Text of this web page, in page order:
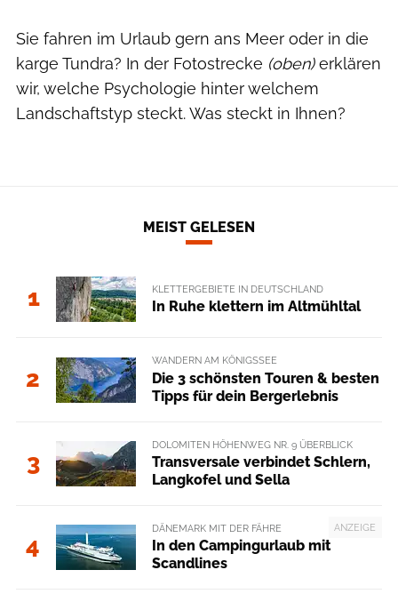
Sie fahren im Urlaub gern ans Meer oder in die
karge Tundra? In der Fotostrecke (oben)erklären
wir, welche Psychologie hinter welchem
Landschaftstyp steckt. Was steckt in Ihnen?
MEIST GELESEN
1 KLETTERGEBIETE IN DEUTSCHLAND
In Ruhe klettern im Altmühltal
2
WANDERN AM KÖNIGSSEE
Die 3 schönsten Touren & besten
Tipps für dein Bergerlebnis
3
DOLOMITEN HÖHENWEG NR. 9 ÜBERBLICK
Transversale verbindet Schlern,
Langkofel und Sella
4
ANZEIGE
DÄNEMARK MIT DER FÄHRE
In den Campingurlaub mit
Scandlines